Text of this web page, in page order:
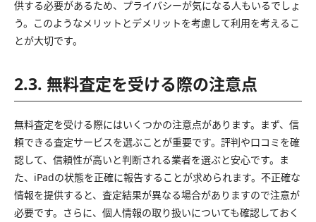
供する必要があるため、プライバシーが気になる人もいるでしょ
う。このようなメリットとデメリットを考慮して利用を考えるこ
とが大切です。
2.3. 無料査定を受ける際の注意点
無料査定を受ける際にはいくつかの注意点があります。まず、信
頼できる査定サービスを選ぶことが重要です。評判や口コミを確
認して、信頼性が高いと判断される業者を選ぶと安心です。ま
た、iPadの状態を正確に報告することが求められます。不正確な
情報を提供すると、査定結果が異なる場合がありますので注意が
必要です。さらに、個人情報の取り扱いについても確認しておく